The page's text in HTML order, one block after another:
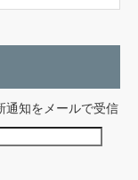
通知をメールで受信